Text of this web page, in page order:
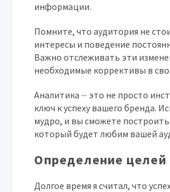
информации.
Помните, что аудитория не
интересы и поведение
Важно отслеживать эти
необходимые коррективы в
Аналитика ⏤ это не просто
ключ к успеху вашего бренда.
мудро, и вы сможете
который будет любим вашей
Определение целей
Долгое время я считал, что